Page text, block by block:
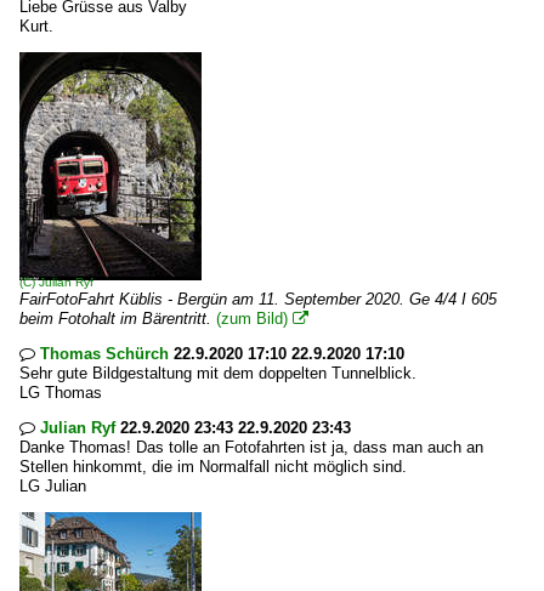
Liebe Grüsse aus Valby
Kurt.
(C)Julian Ryf
FairFotoFahrt Küblis - Bergün am 11. September 2020. Ge 4/4 I 605
beim Fotohalt im Bärentritt. (zum Bild) 
 Thomas Schürch 22.9.2020 17:10 22.9.2020 17:10
Sehr gute Bildgestaltung mit dem doppelten Tunnelblick.
LG Thomas
 Julian Ryf22.9.2020 23:43 22.9.2020 23:43
Danke Thomas! Das tolle an Fotofahrten ist ja, dass man auch an
Stellen hinkommt, die im Normalfall nicht möglich sind.
LG Julian